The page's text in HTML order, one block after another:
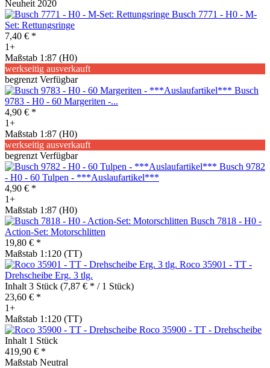
Neuheit 2020
Busch 7771 - H0 - M-
Set: Rettungsringe
7,40 € *
1+
Maßstab 1:87 (H0)
werkseitig ausverkauft
begrenzt Verfügbar
Busch
9783 - H0 - 60 Margeriten -...
4,90 € *
1+
Maßstab 1:87 (H0)
werkseitig ausverkauft
begrenzt Verfügbar
Busch 9782
- H0 - 60 Tulpen - ***Auslaufartikel***
4,90 € *
1+
Maßstab 1:87 (H0)
Busch 7818 - H0 -
Action-Set: Motorschlitten
19,80 € *
Maßstab 1:120 (TT)
Roco 35901 - TT -
Drehscheibe Erg. 3 tlg.
Inhalt 3 Stück (7,87 € * / 1 Stück)
23,60 € *
1+
Maßstab 1:120 (TT)
Roco 35900 - TT - Drehscheibe
Inhalt 1 Stück
419,90 € *
Maßstab Neutral